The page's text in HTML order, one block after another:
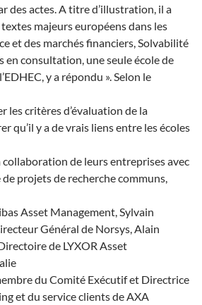
des actes. A titre d’illustration, il a
majeurs européens dans les
et des marchés financiers, Solvabilité
en consultation, une seule école de
y a répondu ». Selon le
les critères d’évaluation de la
qu’il y a de vrais liens entre les écoles
de leurs entreprises avec
de projets de recherche communs,
Asset Management, Sylvain
Général de Norsys, Alain
de LYXOR Asset
du Comité Exécutif et Directrice
et du service clients de AXA